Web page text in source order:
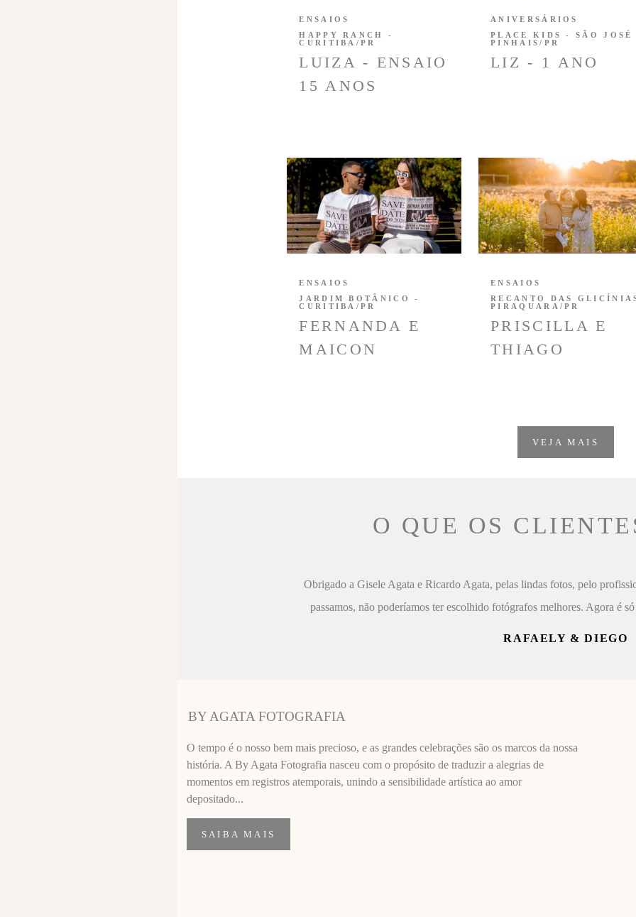
LUIZA - ENSAIO
15 ANOS
ENSAIOS
HAPPY RANCH -
CURITIBA/PR
LIZ - 1 ANO
ANIVERSÁRIOS
PLACE KIDS - SÃO JOSÉ
PINHAIS/PR
FERNANDA E
MAICON
ENSAIOS
JARDIM BOTÂNICO -
CURITIBA/PR
PRISCILLA E
THIAGO
ENSAIOS
RECANTO DAS
PIRAQUARA/PR
VEJA MAIS
O QUE OS
Obrigado a Gisele Agata e Ricardo Agata, pelas lindas fotos, pelo
passamos, não poderíamos ter escolhido fotógrafos melhores. Agora é
RAFAELY & DIEGO
BY AGATA FOTOGRAFIA
O tempo é o nosso bem mais precioso, e as grandes celebrações são os marcos da nossa
história. A By Agata Fotografia nasceu com o propósito de traduzir a alegrias de
momentos em registros atemporais, unindo a sensibilidade artística ao amor
depositado...
SAIBA MAIS